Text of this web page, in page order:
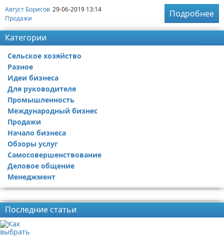
Август Борисов 29-06-2019 13:14
Продажи
Подробнее
Категории
Сельское хозяйство
Разное
Идеи бизнеса
Для руководителя
Промышленность
Международный бизнес
Продажи
Начало бизнеса
Обзоры услуг
Самосовершенствование
Деловое общение
Менеджмент
Последние статьи